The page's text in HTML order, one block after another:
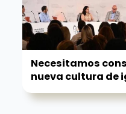
Necesitamos
nueva cultura de